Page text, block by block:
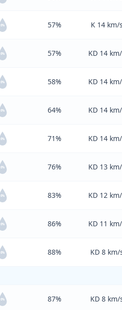
0% 57% K 14 km/s
0% 57% KD 14
0% 58% KD 14
0% 64% KD 14
0% 71% KD 14
0% 76% KD 13
0% 83% KD 12
0% 86% KD 11
0% 88% KD 8 km/
0% 87% KD 8 km/